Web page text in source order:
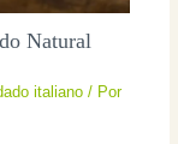
Natural
italiano / Por